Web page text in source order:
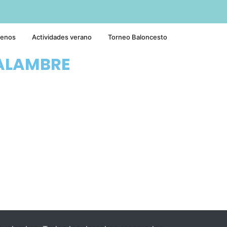
Actividades verano Torneo Baloncesto